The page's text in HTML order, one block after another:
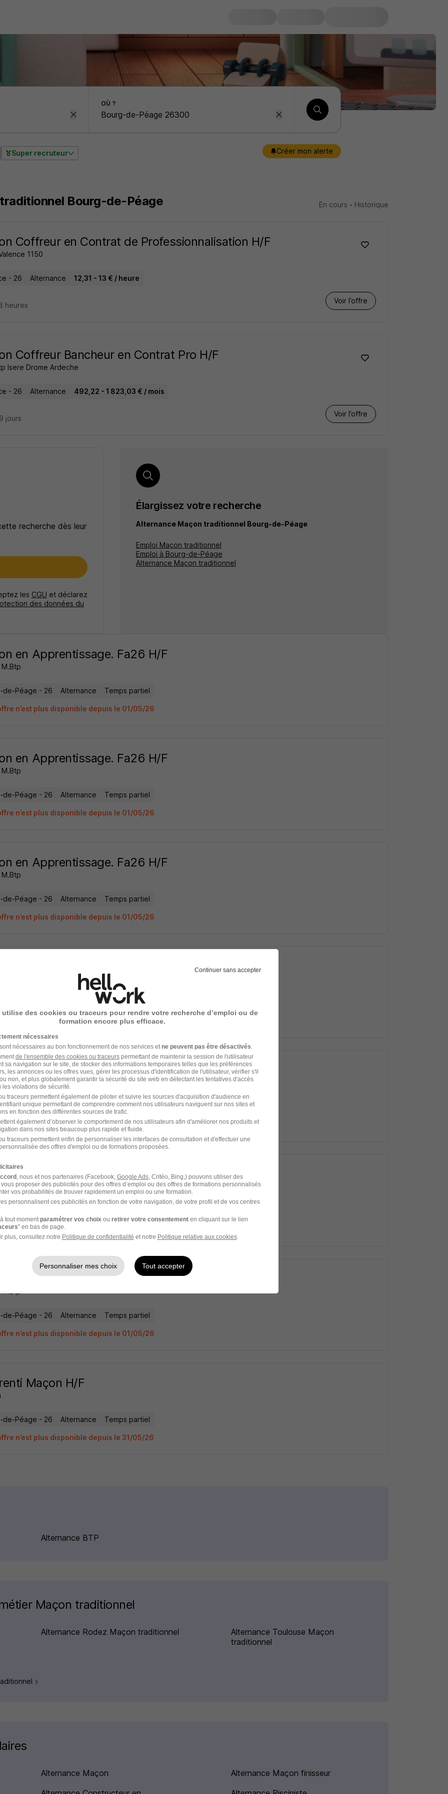
OÙ ?
Super recruteur Créer mon alerte
Bourg-de-Péage En cours - Historique
Coffreur en Contrat de Professionnalisation H/F
1150
- 26 Alternance 12,31 - 13 € / heure
Voir l’offre
heures
Coffreur Bancheur en Contrat Pro H/F
Isere Drome Ardeche
- 26 Alternance 492,22 - 1 823,03 € / mois
Voir l’offre
jours
recherche dès leur
les CGU et déclarez
des données du
Élargissez votre recherche
Alternance Maçon traditionnel Bourg-de-Péage
Emploi Maçon traditionnel
Emploi à Bourg-de-Péage
Alternance Maçon traditionnel
en Apprentissage. Fa26 H/F
de-Péage - 26 Alternance Temps partiel
n’est plus disponible depuis le 01/05/26
en Apprentissage. Fa26 H/F
de-Péage - 26 Alternance Temps partiel
n’est plus disponible depuis le 01/05/26
en Apprentissage. Fa26 H/F
de-Péage - 26 Alternance Temps partiel
n’est plus disponible depuis le 01/05/26
Temps partiel
n’est plus disponible depuis le 01/05/26
en Apprentissage. Fa26 H/F
de-Péage - 26 Alternance Temps partiel
n’est plus disponible depuis le 01/05/26
en Apprentissage. Fa26 H/F
de-Péage - 26
n’est plus disponible depuis le 01/05/26
en Apprentissage. Fa26 H/F
de-Péage - 26 Alternance Temps partiel
n’est plus disponible depuis le 01/05/26
Maçon H/F
de-Péage - 26 Alternance Temps partiel
n’est plus disponible depuis le 31/05/26
Alternance BTP
Maçon traditionnel
Alternance Rodez Maçon traditionnel
Alternance Toulouse Maçon
traditionnel
Alternance Maçon
Alternance Maçon finisseur
Continuer sans accepter
utilise des cookies ou traceurs pour rendre votre recherche d’emploi ou de
formation encore plus efficace.
nécessaires
nécessaires au bon fonctionnement de nos services et ne peuvent pas être désactivés
de l'ensemble des cookies ou traceurspermettant de maintenir la session de l'utilisateur
sa navigation sur le site, de stocker des informations temporaires telles que les préférences
les annonces ou les offres vues, gérer les processus d'identification de l'utilisateur, vérifier s'il
non, et plus globalement garantir la sécurité du site web en détectant les tentatives d'accès
violations de sécurité.
traceurs permettent également de piloter et suivre les sources d'acquisition d'audience en
unique permettant de comprendre comment nos utilisateurs naviguent sur nos sites et
en fonction des différentes sources de trafic.
également d’observer le comportement de nos utilisateurs afin d'améliorer nos produits et
dans nos sites beaucoup plus rapide et fluide.
traceurs permettent enfin de personnaliser les interfaces de consultation et d'effectuer une
des offres d'emploi ou de formations proposées.
, nous et nos partenaires (Facebook, Google Ads, Critéo, Bing,) pouvons utiliser des
proposer des publicités pour des offres d’emploi ou des offres de formations personnalisés
vos probabilités de trouver rapidement un emploi ou une formation.
personnalisent ces publicités en fonction de votre navigation, de votre profil et de vos centres
tout moment paramétrer vos choix ou retirer votre consentementen cliquant sur le lien
" en bas de page.
plus, consultez notre Politique de confidentialité et notre Politique relative aux cookies.
Personnaliser mes choix Tout accepter